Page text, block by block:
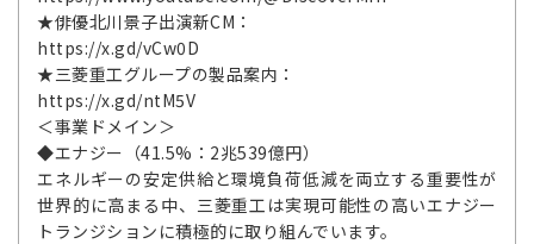
★俳優北川景子出演新CM：
https://x.gd/vCw0D
★三菱重工グループの製品案内：
https://x.gd/ntM5V
＜事業ドメイン＞
◆エナジー（41.5%：2兆539億円）
エネルギーの安定供給と環境負荷低減を両立する重要性が
世界的に高まる中、三菱重工は実現可能性の高いエナジー
トランジションに積極的に取り組んでいます。